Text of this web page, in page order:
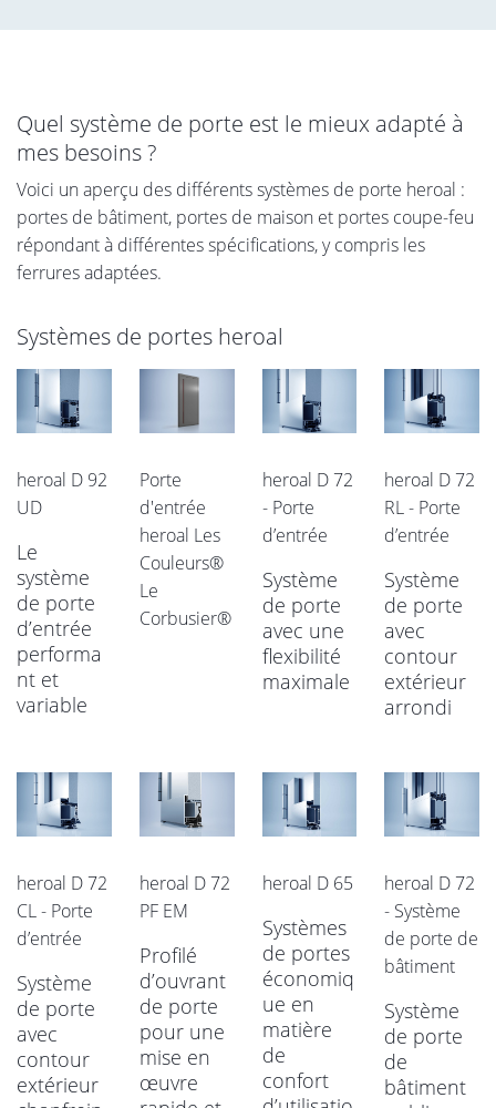
Quel système de porte est le mieux adapté à
mes besoins ?
Voici un aperçu des différents systèmes de porte heroal :
portes de bâtiment, portes de maison et portes coupe-feu
répondant à différentes spécifications, y compris les
ferrures adaptées.
Systèmes de portes heroal
heroal D 92
UD
Le
système
de porte
d’entrée
performa
nt et
variable
Porte
d'entrée
heroal Les
Couleurs®
Le
Corbusier®
heroal D 72
- Porte
d’entrée
Système
de porte
avec une
flexibilité
maximale
heroal D 72
RL - Porte
d’entrée
Système
de porte
avec
contour
extérieur
arrondi
heroal D 72
CL - Porte
d’entrée
Système
de porte
avec
contour
extérieur
heroal D 72
PF EM
Profilé
d’ouvrant
de porte
pour une
mise en
œuvre
heroal D 65
Systèmes
de portes
économiq
ue en
matière
de
confort
heroal D 72
- Système
de porte de
bâtiment
Système
de porte
de
bâtiment